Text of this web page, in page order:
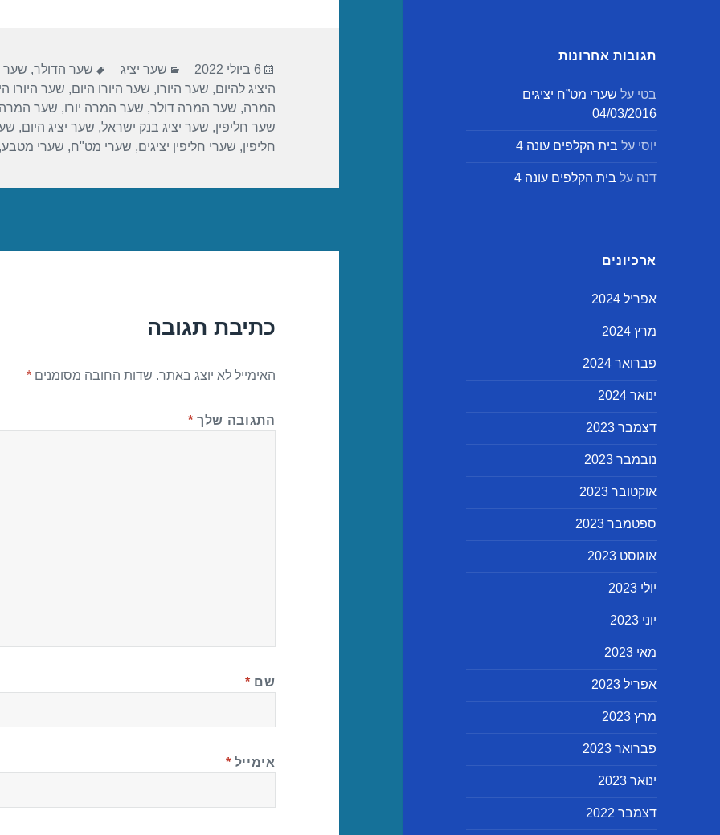
תגובות אחרונות
בטי על שערי מט”ח יציגים
04/03/2016
יוסי על בית הקלפים עונה 4
דנה על בית הקלפים עונה 4
ארכיונים
אפריל 2024
מרץ 2024
פברואר 2024
ינואר 2024
דצמבר 2023
נובמבר 2023
אוקטובר 2023
ספטמבר 2023
אוגוסט 2023
יולי 2023
יוני 2023
מאי 2023
אפריל 2023
מרץ 2023
פברואר 2023
ינואר 2023
דצמבר 2022
o
o
k
פורסם
בתאריך
6 ביולי 2022 קטגוריות
שער יציג תגיות
שער הדולר, שער
היציג להיום, שער היורו, שער היורו היום, שער היורו
המרה, שער המרה דולר, שער המרה יורו, שער המרה
שער חליפין, שער יציג בנק ישראל, שער יציג היום,
חליפין, שערי חליפין יציגים, שערי מט"ח, שערי מטבע
כתיבת תגובה
האימייל לא יוצג באתר. שדות החובה מסומנים*
התגובה שלך *
שם *
אימייל *